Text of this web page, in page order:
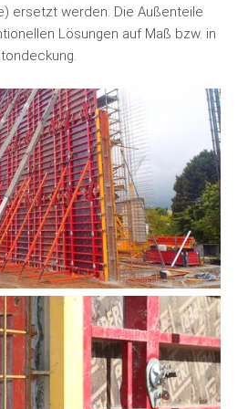
ersetzt werden. Die Außenteile
Lösungen auf Maß bzw. in